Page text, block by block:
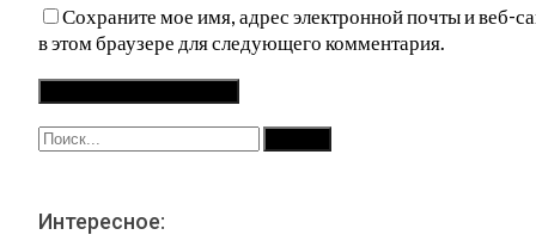
Сохраните мое имя, адрес электронной почты и веб-
в этом браузере для следующего комментария.
Интересное: